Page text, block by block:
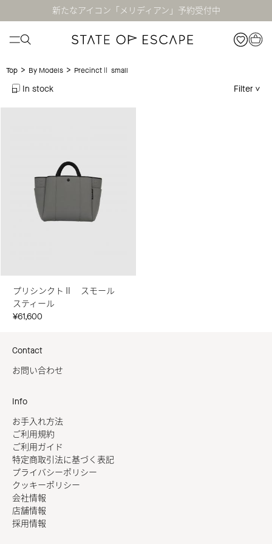
新たなアイコン「メリディアン」予約受付中
Top > By Models > PrecinctⅡ small
In stock Filter
プリシンクトⅡ スモール
スティール
¥61,600
Contact
お問い合わせ
Info
お手入れ方法
ご利用規約
ご利用ガイド
特定商取引法に基づく表記
プライバシーポリシー
クッキーポリシー
会社情報
店舗情報
採用情報